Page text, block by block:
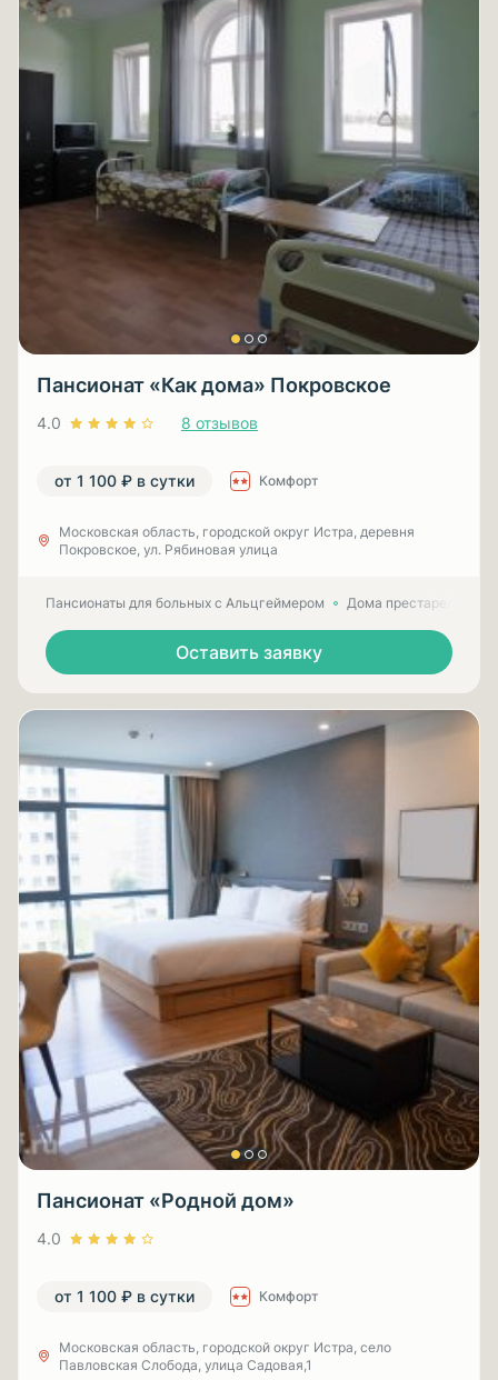
Пансионат «Как дома» Покровское
4.0 8 отзывов
от 1 100 ₽ в сутки Комфорт
Московская область, городской округ Истра, деревня
Покровское, ул. Рябиновая улица
Пансионаты для больных с Альцгеймером Дома престарелых
Оставить заявку
Пансионат «Родной дом»
4.0
от 1 100 ₽ в сутки Комфорт
Московская область, городской округ Истра, село
Павловская Слобода, улица Садовая,1